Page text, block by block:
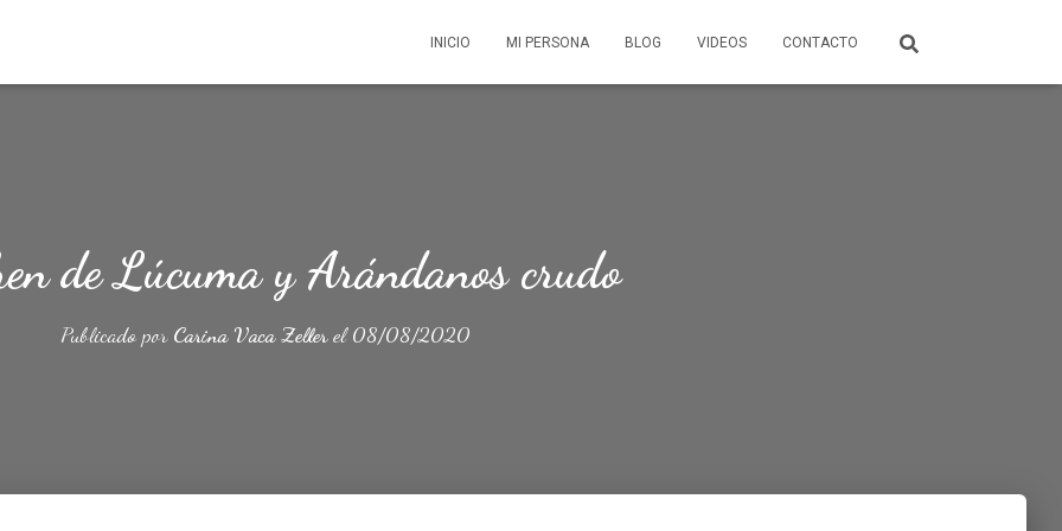
INICIO MI PERSONA BLOG VIDEOS CONTACTO
de Lúcuma y Arándanos crudo
Publicado por Carina Vaca Zellerel08/08/2020